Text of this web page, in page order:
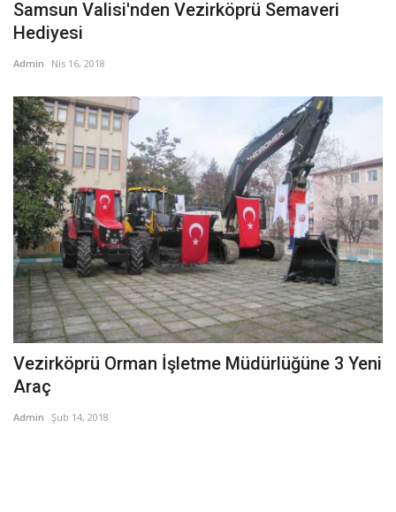
Samsun Valisi'nden Vezirköprü Semaveri
Hediyesi
Admin Nis 16, 2018
Vezirköprü Orman İşletme Müdürlüğüne 3 Yeni
Araç
Admin Şub 14, 2018